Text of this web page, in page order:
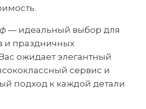
— идеальный выбор для
и праздничных
ожидает элегантный
сервис и
подход к каждой детали